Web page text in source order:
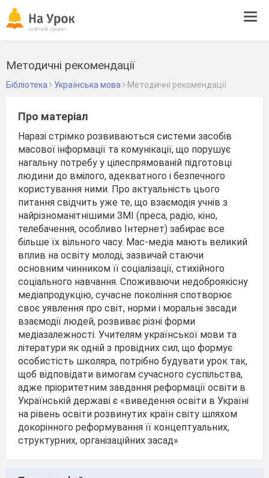
Методичні рекомендації
Бібліотека Українська мова Методичні рекомендації
Про матеріал
Наразі стрімко розвиваються системи засобів
масової інформації та комунікації, що порушує
нагальну потребу у цілеспрямованій підготовці
людини до вмілого, адекватного і безпечного
користування ними. Про актуальність цього
питання свідчить уже те, що взаємодія учнів з
найрізноманітнішими ЗМІ (преса, радіо, кіно,
телебачення, особливо Інтернет) забирає все
більше їх вільного часу. Мас-медіа мають великий
вплив на освіту молоді, зазвичай стаючи
основним чинником її соціалізації, стихійного
соціального навчання. Споживаючи недоброякісну
медіапродукцію, сучасне покоління спотворює
своє уявлення про світ, норми і моральні засади
взаємодії людей, розвиває різні форми
медіазалежності. Учителям української мови та
літератури як одній з провідних сил, що формує
особистість школяра, потрібно будувати урок так,
щоб відповідати вимогам сучасного суспільства,
адже пріоритетним завдання реформації освіти в
Українській державі є «виведення освіти в Україні
на рівень освіти розвинутих країн світу шляхом
докорінного реформування її концептуальних,
структурних, організаційних засад»